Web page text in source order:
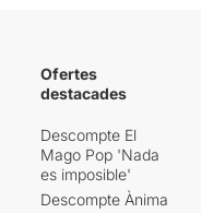
Ofertes
destacades
Descompte El
Mago Pop 'Nada
es imposible'
Descompte Ànima